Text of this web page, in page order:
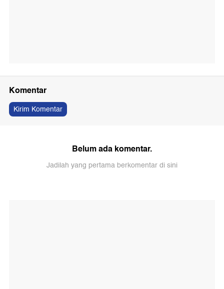
Komentar
Kirim Komentar
Belum ada komentar.
Jadilah yang pertama berkomentar di sini